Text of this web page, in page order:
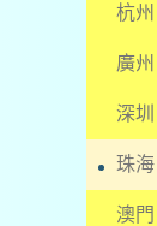
杭州
廣州
深圳
珠海
澳門